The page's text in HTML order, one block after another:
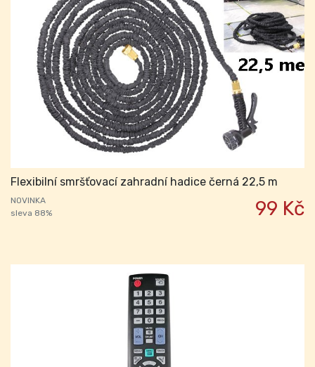
Flexibilní smršťovací zahradní hadice černá 22,5 m
NOVINKA
sleva 88%
99 Kč